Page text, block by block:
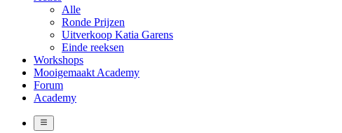
Alle
Ronde Prijzen
Uitverkoop Katia Garens
Einde reeksen
Workshops
Mooigemaakt Academy
Forum
Academy